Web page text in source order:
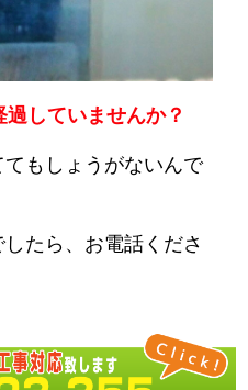
していませんか？
もしょうがないんで
たら、お電話くださ